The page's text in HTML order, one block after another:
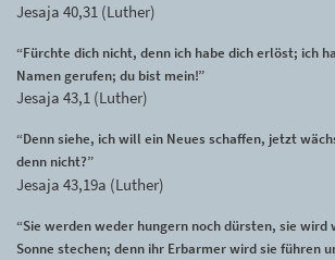
Jesaja 40,31 (Luther)
“Fürchte dich nicht, denn ich habe dich erlöst; ich
Namen gerufen; du bist mein!”
Jesaja 43,1 (Luther)
“Denn siehe, ich will ein Neues schaffen, jetzt
denn nicht?”
Jesaja 43,19a (Luther)
“Sie werden weder hungern noch dürsten, sie wird
Sonne stechen; denn ihr Erbarmer wird sie führen